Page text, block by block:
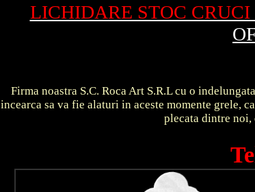
LICHIDARE STOC
Firma noastra S.C. Roca Art S.R.L cu o
incearca sa va fie alaturi in aceste momente grele,
plecata dintre noi,